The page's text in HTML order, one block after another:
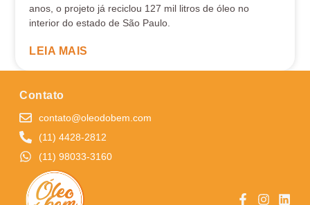
anos, o projeto já reciclou 127 mil litros de óleo no
interior do estado de São Paulo.
LEIA MAIS
Contato
contato@oleodobem.com
(11) 4428-2812
(11) 98033-3160